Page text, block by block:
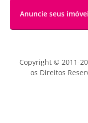
Anuncie seus
Copyright © 2011-
os Direitos